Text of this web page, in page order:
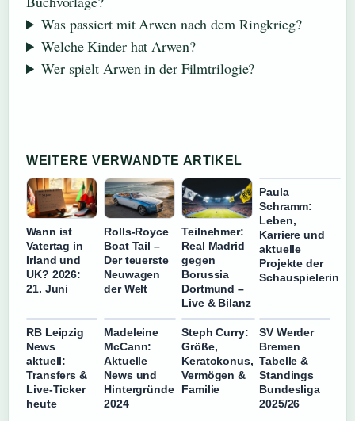
Was passiert mit Arwen nach dem Ringkrieg?
Welche Kinder hat Arwen?
Wer spielt Arwen in der Filmtrilogie?
WEITERE VERWANDTE ARTIKEL
Wann ist
Vatertag in
Irland und
UK? 2026:
21. Juni
Rolls-Royce
Boat Tail –
Der teuerste
Neuwagen
der Welt
Teilnehmer:
Real Madrid
gegen
Borussia
Dortmund –
Live & Bilanz
Paula
Schramm:
Leben,
Karriere und
aktuelle
Projekte der
Schauspielerin
RB Leipzig
News
aktuell:
Transfers &
Live-Ticker
heute
Madeleine
McCann:
Aktuelle
News und
Hintergründe
2024
Steph Curry:
Größe,
Keratokonus,
Vermögen &
Familie
SV Werder
Bremen
Tabelle &
Standings
Bundesliga
2025/26